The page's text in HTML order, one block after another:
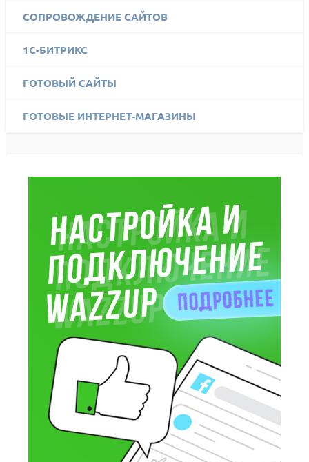
СОПРОВОЖДЕНИЕ САЙТОВ
1C-БИТРИКС
ГОТОВЫЙ САЙТЫ
ГОТОВЫЕ ИНТЕРНЕТ-МАГАЗИНЫ